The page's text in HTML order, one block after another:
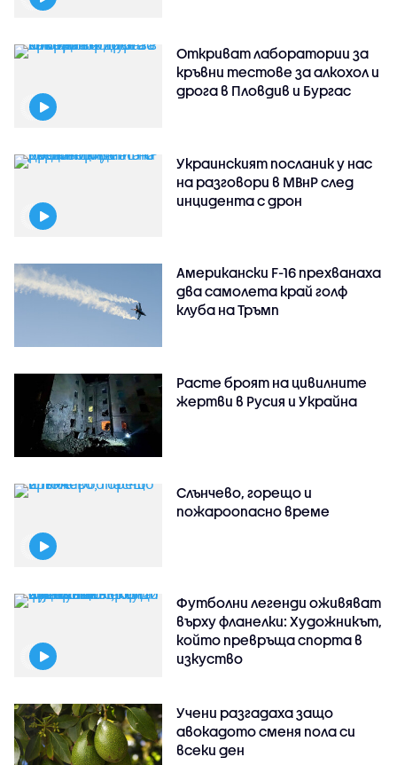
Откриват лаборатории за
кръвни тестове за алкохол и
дрога в Пловдив и Бургас
Украинският посланик у нас
на разговори в МВнР след
инцидента с дрон
Американски F-16 прехванаха
два самолета край голф
клуба на Тръмп
Расте броят на цивилните
жертви в Русия и Украйна
Слънчево, горещо и
пожароопасно време
Футболни легенди оживяват
върху фланелки: Художникът,
който превръща спорта в
изкуство
Учени разгадаха защо
авокадото сменя пола си
всеки ден